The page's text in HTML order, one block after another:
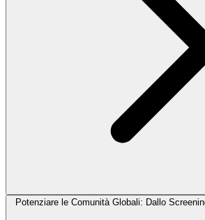
Potenziare le Comunità Globali: Dallo